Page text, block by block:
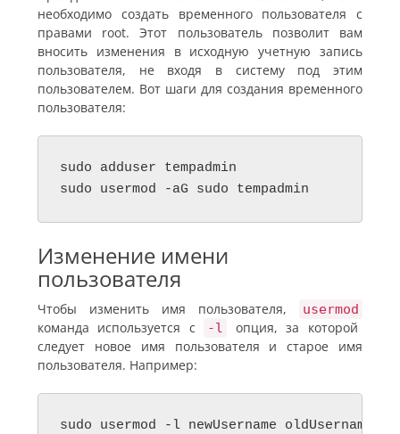
необходимо создать временного пользователя с
правами root. Этот пользователь позволит вам
вносить изменения в исходную учетную запись
пользователя, не входя в систему под этим
пользователем. Вот шаги для создания временного
пользователя:
sudo adduser tempadmin
Изменение имени
пользователя
Чтобы изменить имя пользователя, usermod
команда используется с -l
опция, за которой
следует новое имя пользователя и старое имя
пользователя. Например:
sudo usermod -l newUsername oldUsername